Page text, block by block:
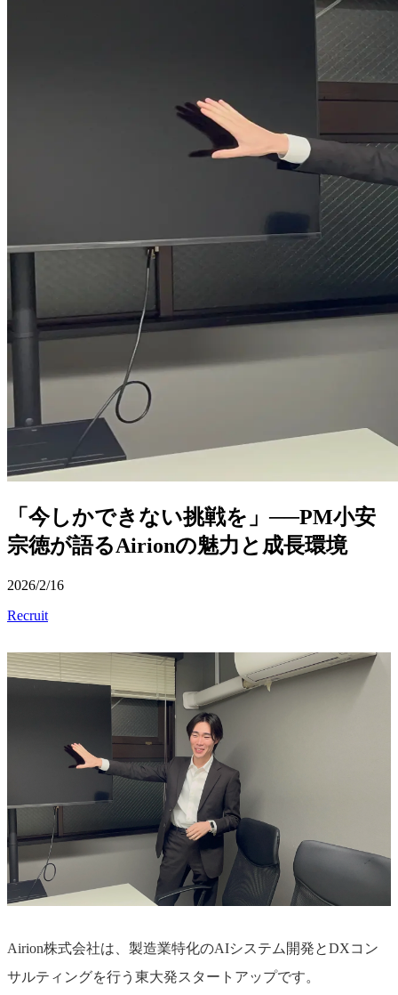
「今しかできない挑戦を」──PM小安
宗徳が語るAirionの魅力と成長環境
2026/2/16
Recruit
Airion株式会社は、製造業特化のAIシステム開発とDXコン
サルティングを行う東大発スタートアップです。